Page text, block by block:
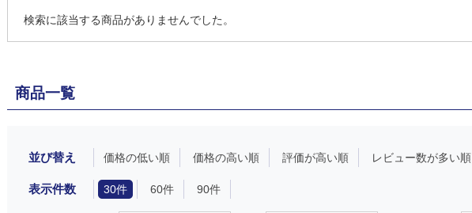
検索に該当する商品がありませんでした。
商品一覧
並び替え 価格の低い順 価格の高い順 評価が高い順 レビュー数が多い順
表示件数 30件 60件 90件